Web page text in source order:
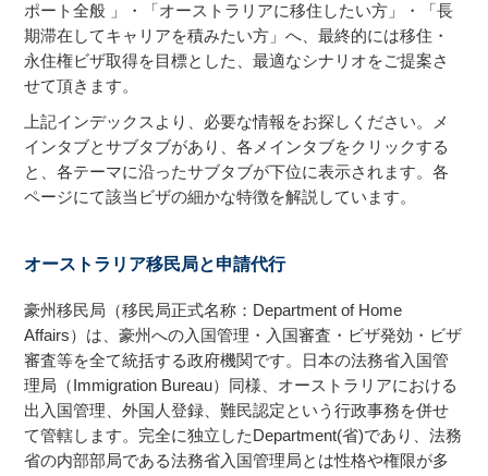
ポート全般 」・「オーストラリアに移住したい方」・「長
期滞在してキャリアを積みたい方」へ、最終的には移住・
永住権ビザ取得を目標とした、最適なシナリオをご提案さ
せて頂きます。
上記インデックスより、必要な情報をお探しください。メ
インタブとサブタブがあり、各メインタブをクリックする
と、各テーマに沿ったサブタブが下位に表示されます。各
ページにて該当ビザの細かな特徴を解説しています。
オーストラリア移民局と申請代行
豪州移民局（移民局正式名称：Department of Home
Affairs）は、豪州への入国管理・入国審査・ビザ発効・ビザ
審査等を全て統括する政府機関です。日本の法務省入国管
理局（Immigration Bureau）同様、オーストラリアにおける
出入国管理、外国人登録、難民認定という行政事務を併せ
て管轄します。完全に独立したDepartment(省)であり、法務
省の内部部局である法務省入国管理局とは性格や権限が多